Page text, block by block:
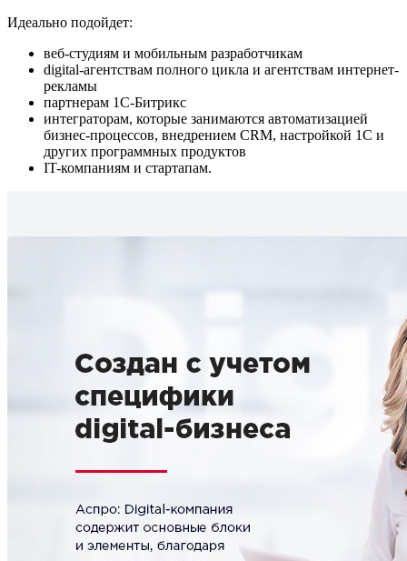
Идеально подойдет:
веб-студиям и мобильным разработчикам
digital-агентствам полного цикла и агентствам интернет-
рекламы
партнерам 1С-Битрикс
интеграторам, которые занимаются автоматизацией
бизнес-процессов, внедрением CRM, настройкой 1С и
других программных продуктов
IT-компаниям и стартапам.